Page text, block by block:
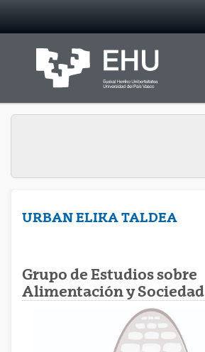
URBAN ELIKA TALDEA
Grupo de Estudios sobre
Alimentación y Sociedad